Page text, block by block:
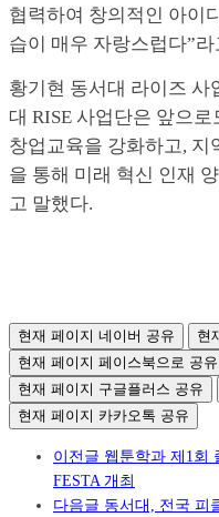
협력하여 창의적인 아이
습이 매우 자랑스럽다”
황기현 동서대 라이즈 사
대 RISE 사업단은 앞으
창업교육을 강화하고, 지
을 통해 미래 혁신 인재
고 말했다.
현재 페이지 네이버 공유
현
현재 페이지 페이스북으로 공유
현재 페이지 구글플러스 공유
현재 페이지 카카오톡 공유
이전글 웹툰학과 제1회
FESTA 개최
다음글 동서대, 전국 피